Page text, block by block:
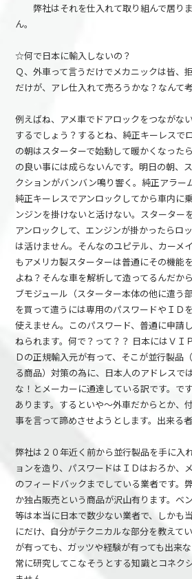
弊社はそれを仕入れて取り組んで居り
ん。
☆何で日本に輸入しないの？
Ｑ、外車って言うだけでメカニックは皆、
だけが、アレ仕入れて売ろうかな？なんて考
例えばね、アメ車でドアロックをつながな
するでしょう？するとね、純正キーレスで
の朝はスターターで始動して暖かくなった
の良い事には成らないんです。明日の朝、
クションがバンバン鳴り響く。純正アラー
純正キーレスでアンロックしてから車内に
ンジンを掛けないと活けない。スターター
アンロックして、エンジンが掛かったらロ
は活けません。そんなのユピテル、カーメ
もアメリカ製スターターは普通にその機能
よね？そんな車を解析して造ってるんだか
ブモジュール（スターター本体の他に遣う
を買って遣うには専用のパスワードやＩＤ
使えません。このパスワード、普通に申請
ねられます。何で？って？？ 日本にはＶＩ
Ｄの正規輸入元が有って、そこが並行製品
る商品）対策の為に、日本人のアドレスで
な！とメーカーに通達している訳です。で
あります。するといや～外車だからとか、
事を言って諦めさせようとします。出来る者
弊社は２０年近く前から並行製品を手に入
ョンを造り、パスワードはＩＤはおろか、
のフィードバックまでしている業者です。
か独占販売という商品が沢山有ります。ベ
等は本当に日本で数少ない業者で、しかも
にだけ、自分がテクニカルな部分を教えて
が有っても、ガッツや経験が有っても出来
常に研究してこなそうとする知識とコネク